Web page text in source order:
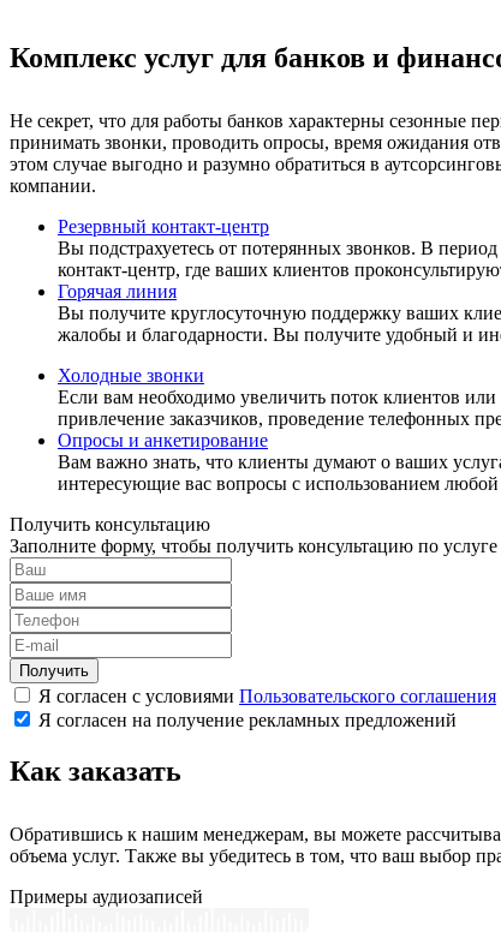
Комплекс услуг для банков и
Не секрет, что для работы банков характерны сезонные
принимать звонки, проводить опросы, время ожидания
этом случае выгодно и разумно обратиться в
компании.
Резервный контакт-центр
Вы подстрахуетесь от потерянных звонков. В
контакт-центр, где ваших клиентов
Горячая линия
Вы получите круглосуточную поддержку ваших
жалобы и благодарности. Вы получите удобный и
Холодные звонки
Если вам необходимо увеличить поток клиентов
привлечение заказчиков, проведение телефонных
Опросы и анкетирование
Вам важно знать, что клиенты думают о ваших
интересующие вас вопросы с использованием
Получить консультацию
Заполните форму, чтобы получить консультацию по
Получить
Я согласен с условиями Пользовательского соглашения
Я согласен на получение рекламных предложений
Как заказать
Обратившись к нашим менеджерам, вы можете
объема услуг. Также вы убедитесь в том, что ваш выбор
Примеры аудиозаписей